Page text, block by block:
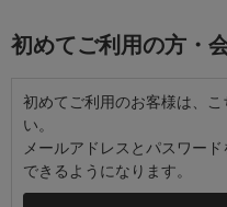
初めてご利用の方・
初めてご利用のお客様は、
い。
メールアドレスとパスワー
できるようになります。